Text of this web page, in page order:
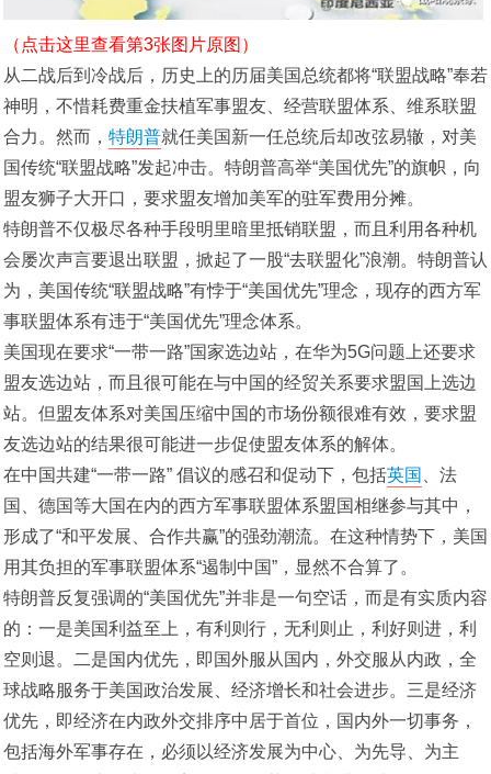
（点击这里查看第3张图片原图）
从二战后到冷战后，历史上的历届美国总统都将“联盟战略”奉若
神明，不惜耗费重金扶植军事盟友、经营联盟体系、维系联盟
合力。然而， 特朗普就任美国新一任总统后却改弦易辙，对美
国传统“联盟战略”发起冲击。特朗普高举“美国优先”的旗帜，向
盟友狮子大开口，要求盟友增加美军的驻军费用分摊。
特朗普不仅极尽各种手段明里暗里抵销联盟，而且利用各种机
会屡次声言要退出联盟，掀起了一股“去联盟化”浪潮。特朗普认
为，美国传统“联盟战略”有悖于“美国优先”理念，现存的西方军
事联盟体系有违于“美国优先”理念体系。
美国现在要求“一带一路”国家选边站，在华为5G问题上还要求
盟友选边站，而且很可能在与中国的经贸关系要求盟国上选边
站。但盟友体系对美国压缩中国的市场份额很难有效，要求盟
友选边站的结果很可能进一步促使盟友体系的解体。
在中国共建“一带一路” 倡议的感召和促动下，包括英国
、法
国、德国等大国在内的西方军事联盟体系盟国相继参与其中，
形成了“和平发展、合作共赢”的强劲潮流。在这种情势下，美国
用其负担的军事联盟体系“遏制中国”，显然不合算了。
特朗普反复强调的“美国优先”并非是一句空话，而是有实质内容
的：一是美国利益至上，有利则行，无利则止，利好则进，利
空则退。二是国内优先，即国外服从国内，外交服从内政，全
球战略服务于美国政治发展、经济增长和社会进步。三是经济
优先，即经济在内政外交排序中居于首位，国内外一切事务，
包括海外军事存在，必须以经济发展为中心、为先导、为主